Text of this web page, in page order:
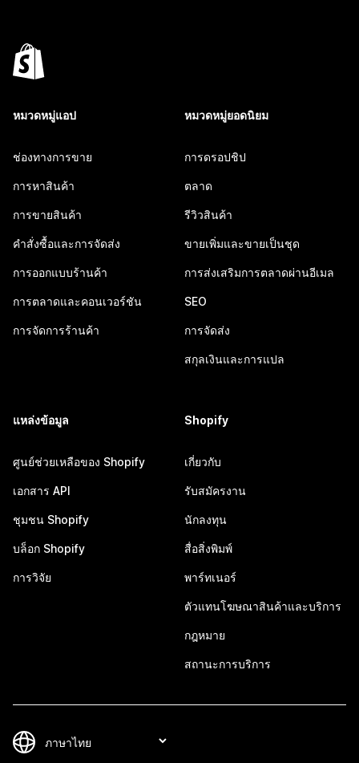
หมวดหมู่แอป
ช่องทางการขาย
การหาสินค้า
การขายสินค้า
คำสั่งซื้อและการจัดส่ง
การออกแบบร้านค้า
การตลาดและคอนเวอร์ชัน
การจัดการร้านค้า
หมวดหมู่ยอดนิยม
การดรอปชิป
ตลาด
รีวิวสินค้า
ขายเพิ่มและขายเป็นชุด
การส่งเสริมการตลาดผ่านอีเมล
SEO
การจัดส่ง
สกุลเงินและการแปล
แหล่งข้อมูล
ศูนย์ช่วยเหลือของ Shopify
เอกสาร API
ชุมชน Shopify
บล็อก Shopify
การวิจัย
Shopify
เกี่ยวกับ
รับสมัครงาน
นักลงทุน
สื่อสิ่งพิมพ์
พาร์ทเนอร์
ตัวแทนโฆษณาสินค้าและบริการ
กฎหมาย
สถานะการบริการ